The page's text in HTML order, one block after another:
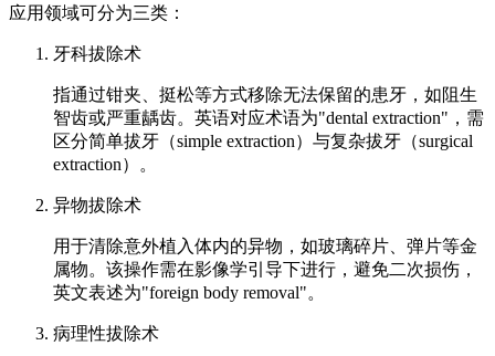
应用领域可分为三类：
牙科拔除术
指通过钳夹、挺松等方式移除无法保留的患牙，如阻生
智齿或严重龋齿。英语对应术语为"dental extraction"，需
区分简单拔牙（simple extraction）与复杂拔牙（surgical
extraction）。
异物拔除术
用于清除意外植入体内的异物，如玻璃碎片、弹片等金
属物。该操作需在影像学引导下进行，避免二次损伤，
英文表述为"foreign body removal"。
病理性拔除术